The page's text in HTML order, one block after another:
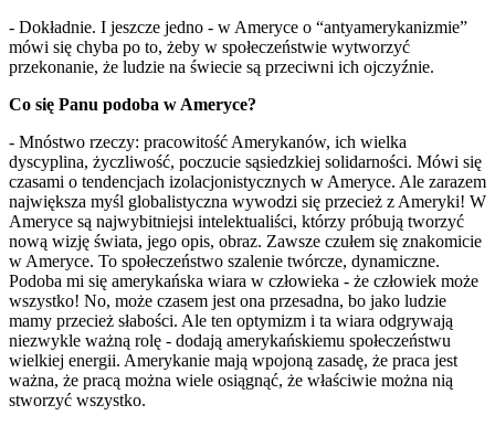
- Dokładnie. I jeszcze jedno - w Ameryce o “antyamerykanizmie”
mówi się chyba po to, żeby w społeczeństwie wytworzyć
przekonanie, że ludzie na świecie są przeciwni ich ojczyźnie.
Co się Panu podoba w Ameryce?
- Mnóstwo rzeczy: pracowitość Amerykanów, ich wielka
dyscyplina, życzliwość, poczucie sąsiedzkiej solidarności. Mówi się
czasami o tendencjach izolacjonistycznych w Ameryce. Ale zarazem
największa myśl globalistyczna wywodzi się przecież z Ameryki! W
Ameryce są najwybitniejsi intelektualiści, którzy próbują tworzyć
nową wizję świata, jego opis, obraz. Zawsze czułem się znakomicie
w Ameryce. To społeczeństwo szalenie twórcze, dynamiczne.
Podoba mi się amerykańska wiara w człowieka - że człowiek może
wszystko! No, może czasem jest ona przesadna, bo jako ludzie
mamy przecież słabości. Ale ten optymizm i ta wiara odgrywają
niezwykle ważną rolę - dodają amerykańskiemu społeczeństwu
wielkiej energii. Amerykanie mają wpojoną zasadę, że praca jest
ważna, że pracą można wiele osiągnąć, że właściwie można nią
stworzyć wszystko.